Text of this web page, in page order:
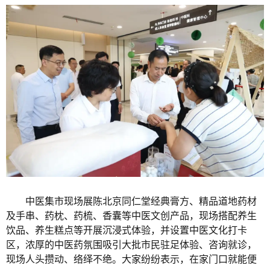
中医集市现场展陈北京同仁堂经典膏方、精品道地药材
及手串、药枕、药梳、香囊等中医文创产品，现场搭配养生
饮品、养生糕点等开展沉浸式体验，并设置中医文化打卡
区，浓厚的中医药氛围吸引大批市民驻足体验、咨询就诊，
现场人头攒动、络绎不绝。大家纷纷表示，在家门口就能便